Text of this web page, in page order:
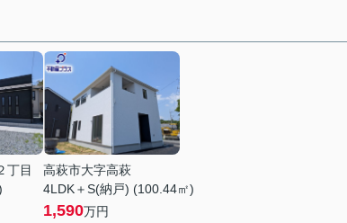
丁目
高萩市大字高萩
4LDK＋S(納戸) (100.44㎡)
1,590万円